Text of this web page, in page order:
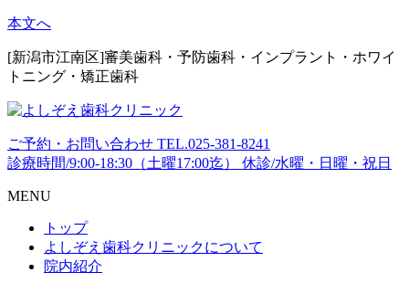
本文へ
[新潟市江南区]審美歯科・予防歯科・インプラント・ホワイ
トニング・矯正歯科
ご予約・お問い合わせ TEL.025-381-8241
診療時間/9:00-18:30（土曜17:00迄）
休診/水曜・日曜・祝日
MENU
トップ
よしぞえ歯科クリニックについて
院内紹介